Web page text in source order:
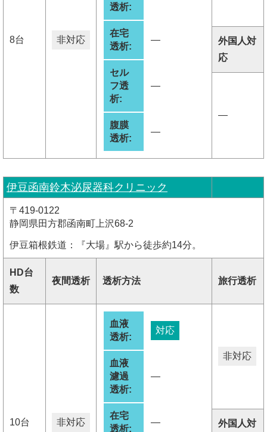
8台 非対応
透析:
在宅
透析:
―
セル
フ透
析:
―
腹膜
透析:
―
外国人対
応
―
伊豆函南鈴木泌尿器科クリニック
〒419-0122
静岡県田方郡函南町上沢68-2
伊豆箱根鉄道：『大場』駅から徒歩約14分。
HD台
数
夜間透析 透析方法 旅行透析
10台 非対応
血液
透析:
対応
血液
濾過
透析:
―
在宅
透析:
―
非対応
外国人対